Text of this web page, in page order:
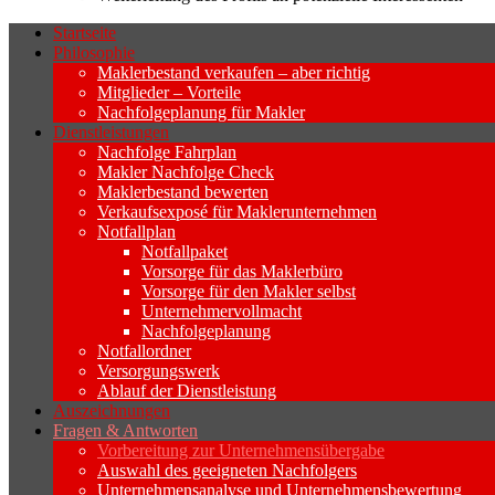
Wenn sich der Makler oder Inhaber
Geschäftsaufgabe.
Startseite
Philosophie
Maklerbestand verkaufen – aber richtig
Mitglieder – Vorteile
Nachfolgeplanung für Makler
Dienstleistungen
Nachfolge Fahrplan
Makler Nachfolge Check
Maklerbestand bewerten
Verkaufsexposé für Maklerunternehmen
Notfallplan
Notfallpaket
Vorsorge für das Maklerbüro
Vorsorge für den Makler selbst
Unternehmervollmacht
Nachfolgeplanung
Notfallordner
Versorgungswerk
Ablauf der Dienstleistung
Auszeichnungen
Fragen & Antworten
Vorbereitung zur Unternehmensübergabe
Auswahl des geeigneten Nachfolgers
Unternehmensanalyse und Unternehmensbewertung